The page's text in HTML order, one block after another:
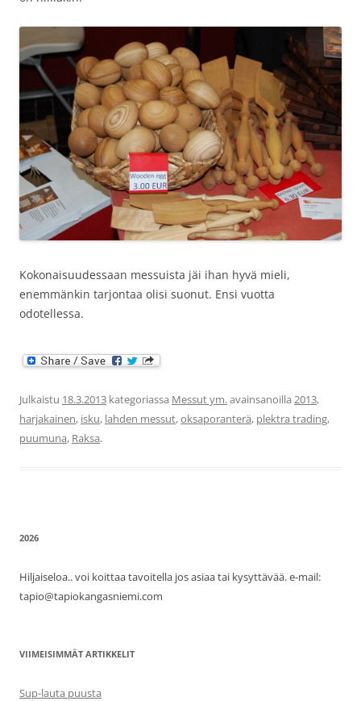
Kokonaisuudessaan messuista jäi ihan hyvä mieli,
enemmänkin tarjontaa olisi suonut. Ensi vuotta
odotellessa.
Julkaistu 18.3.2013 kategoriassa Messut ym.avainsanoilla 2013,
harjakainen, isku, lahden messut,oksaporanterä, plektra trading,
puumuna, Raksa.
2026
Hiljaiseloa.. voi koittaa tavoitella jos asiaa tai kysyttävää. e-mail:
tapio@tapiokangasniemi.com
VIIMEISIMMÄT ARTIKKELIT
Sup-lauta puusta